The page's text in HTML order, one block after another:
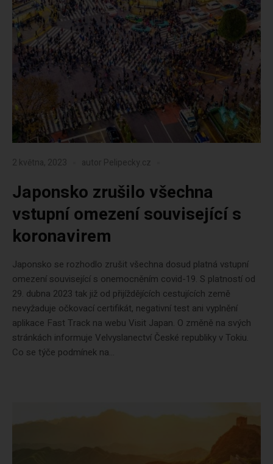
2 května, 2023 autor Pelipecky.cz
Japonsko zrušilo všechna
vstupní omezení související s
koronavirem
Japonsko se rozhodlo zrušit všechna dosud platná vstupní
omezení související s onemocněním covid-19. S platností od
29. dubna 2023 tak již od přijíždějících cestujících země
nevyžaduje očkovací certifikát, negativní test ani vyplnění
aplikace Fast Track na webu Visit Japan. O změně na svých
stránkách informuje Velvyslanectví České republiky v Tokiu.
Co se týče podmínek na...